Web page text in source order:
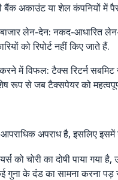
बैंक अकाउंट या शेल कंपनियों में
लेन-देन: नकद-आधारित
को रिपोर्ट नहीं किए जाते हैं.
करने में विफल: टैक्स रिटर्न
रूप से जब टैक्सपेयर को महत्वपूर्ण
अपराध है, इसलिए इसमें
को चोरी का दोषी पाया गया
गुना के दंड का सामना करना पड़